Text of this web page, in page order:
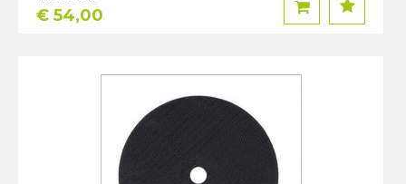
€ 54,00